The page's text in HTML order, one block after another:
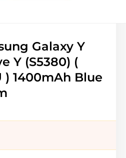
Galaxy Y
Y (S5380) (
) 1400mAh Blue